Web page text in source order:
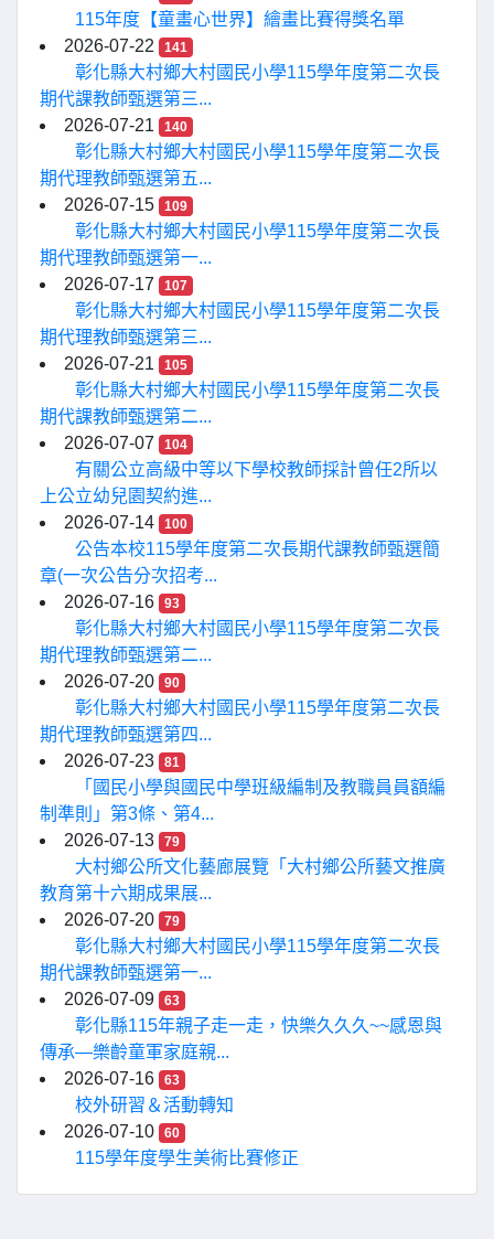
115年度【童畫心世界】繪畫比賽得獎名單
2026-07-22
141
彰化縣大村鄉大村國民小學115學年度第二次長
期代課教師甄選第三...
2026-07-21
140
彰化縣大村鄉大村國民小學115學年度第二次長
期代理教師甄選第五...
2026-07-15
109
彰化縣大村鄉大村國民小學115學年度第二次長
期代理教師甄選第一...
2026-07-17
107
彰化縣大村鄉大村國民小學115學年度第二次長
期代理教師甄選第三...
2026-07-21
105
彰化縣大村鄉大村國民小學115學年度第二次長
期代課教師甄選第二...
2026-07-07
104
有關公立高級中等以下學校教師採計曾任2所以
上公立幼兒園契約進...
2026-07-14
100
公告本校115學年度第二次長期代課教師甄選簡
章(一次公告分次招考...
2026-07-16
93
彰化縣大村鄉大村國民小學115學年度第二次長
期代理教師甄選第二...
2026-07-20
90
彰化縣大村鄉大村國民小學115學年度第二次長
期代理教師甄選第四...
2026-07-23
81
「國民小學與國民中學班級編制及教職員員額編
制準則」第3條、第4...
2026-07-13
79
大村鄉公所文化藝廊展覽「大村鄉公所藝文推廣
教育第十六期成果展...
2026-07-20
79
彰化縣大村鄉大村國民小學115學年度第二次長
期代課教師甄選第一...
2026-07-09
63
彰化縣115年親子走一走，快樂久久久~~感恩與
傳承—樂齡童軍家庭親...
2026-07-16
63
校外研習＆活動轉知
2026-07-10
60
115學年度學生美術比賽修正